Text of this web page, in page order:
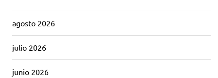
agosto 2026
julio 2026
junio 2026